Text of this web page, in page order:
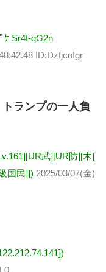
ｹ Sr4f-qG2n
ID:DzfjcoIgr
ランプの一人負
武][UR防][木]
国民]]) 2025/03/07(金)